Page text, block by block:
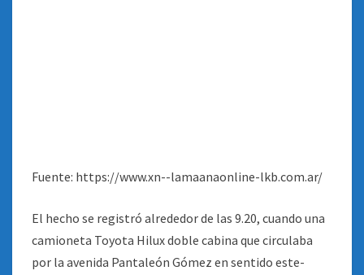
Fuente: https://www.xn--lamaanaonline-lkb.com.ar/
El hecho se registró alrededor de las 9.20, cuando una
camioneta Toyota Hilux doble cabina que circulaba
por la avenida Pantaleón Gómez en sentido este-